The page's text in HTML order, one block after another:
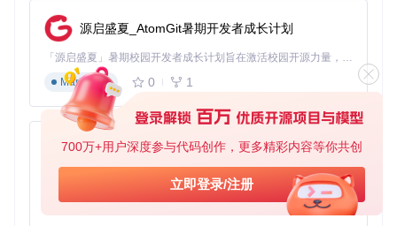
700万+用户深度参与代码创作，更多精彩内容等你共创
立即登录/注册
图：目录扫描搜索功能演示，自动识别音乐文件并匹配歌词
如何开始使用：快速上手指南
获取工具：克隆项目到本地
：根据信息完整度选择精确搜索或模糊搜索
源启盛夏_AtomGit暑期开发者成长计划
「源启盛夏」暑期校园开发者成长计划旨在激活校园开源力量，通过积分激励、认证扶持、资源倾斜等形式，引导高校组织和开发者完成「入驻 — 建项目 — 做贡献 — 获认证 — 得资源」的完整闭环。无论你是想带领社团入驻平台的组织者，还是希望用代码贡献证明自己的开发者，都能在这里找到属于你的成长路径。
Markdown
0 1
py-xiaozhi
基于Python的Xiaozhi AI，适用于想要完整Xiaozhi体验而无需拥有专用硬件的用户。
Python
0 1